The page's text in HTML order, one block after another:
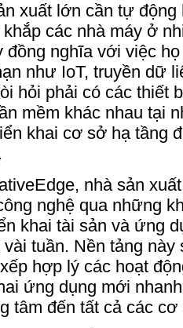
xuất lớn cần tự động
các nhà máy ở
đồng nghĩa với việc
như IoT, truyền dữ
hỏi phải có các thiết
mềm khác nhau tại
khai cơ sở hạ tầng
nhà sản
nghệ qua những
khai tài sản và ứng
tuần. Nền tảng
hợp lý các hoạt
ứng dụng mới
tâm đến tất cả các cơ